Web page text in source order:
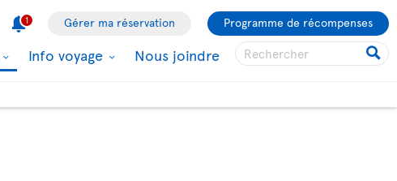
1 Gérer ma réservation Programme de récompenses
Info voyage Nous joindre